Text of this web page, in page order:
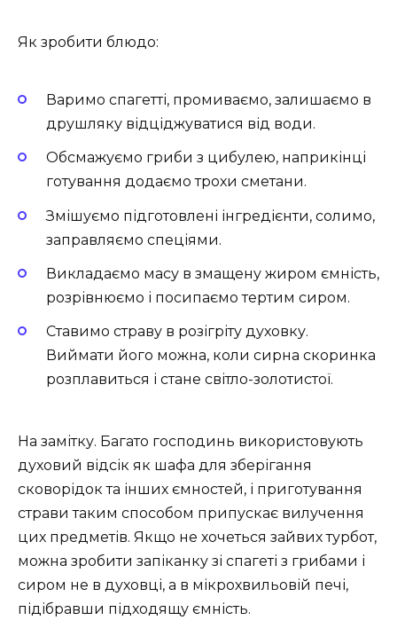
Як зробити блюдо:
Варимо спагетті, промиваємо, залишаємо в
друшляку відціджуватися від води.
Обсмажуємо гриби з цибулею, наприкінці
готування додаємо трохи сметани.
Змішуємо підготовлені інгредієнти, солимо,
заправляємо спеціями.
Викладаємо масу в змащену жиром ємність,
розрівнюємо і посипаємо тертим сиром.
Ставимо страву в розігріту духовку.
Виймати його можна, коли сирна скоринка
розплавиться і стане світло-золотистої.
На замітку. Багато господинь використовують
духовий відсік як шафа для зберігання
сковорідок та інших ємностей, і приготування
страви таким способом припускає вилучення
цих предметів. Якщо не хочеться зайвих турбот,
можна зробити запіканку зі спагеті з грибами і
сиром не в духовці, а в мікрохвильовій печі,
підібравши підходящу ємність.